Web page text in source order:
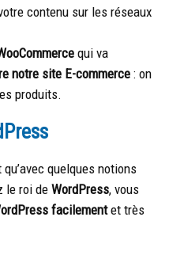
contenu sur les réseaux
qui va
notre site E-commerce : on
produits.
quelques notions
le roi de WordPress, vous
facilementet très